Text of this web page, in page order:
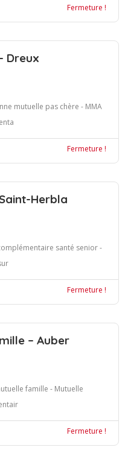
Fermeture !
Dreux
mutuelle pas chère - MMA
Fermeture !
Herbla
santé senior -
Fermeture !
– Auber
famille - Mutuelle
Fermeture !